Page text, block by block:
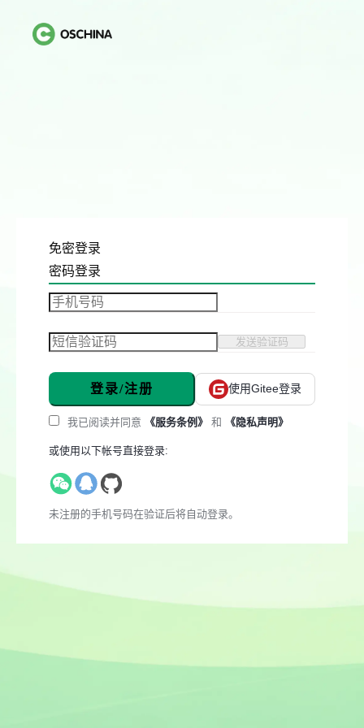
免密登录
密码登录
发送验证码
登录/注册 使用Gitee登录
我已阅读并同意 《服务条例》 和 《隐私声明》
或使用以下帐号直接登录:
未注册的手机号码在验证后将自动登录。